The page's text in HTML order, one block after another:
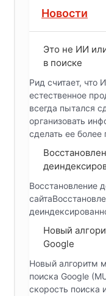
Новости
Это не ИИ
в поиске
Рид считает, что
естественное
всегда пытался
организовать
сделать ее более
Восстановление
Новый
Google
Новый алгоритм
поиска Google
скорость поиска